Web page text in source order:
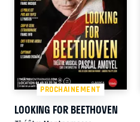
PROCHAINEMENT
LOOKING FOR BEETHOVEN